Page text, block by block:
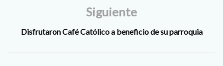
Siguiente
Disfrutaron Café Católico a beneficio de su parroquia